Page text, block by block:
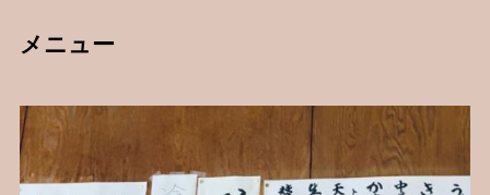
メニュー